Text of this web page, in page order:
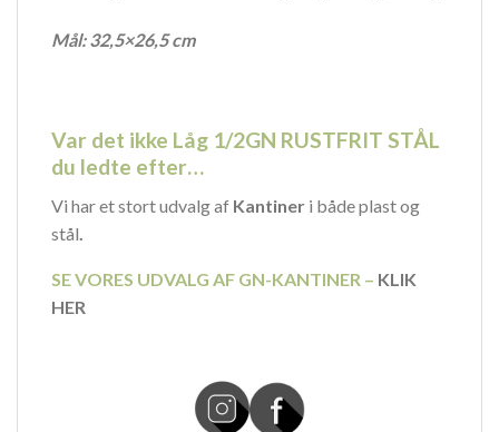
Mål: 32,5×26,5 cm
Var det ikke Låg 1/2GN RUSTFRIT STÅL
du ledte efter…
Vi har et stort udvalg af Kantiner i både plast og
stål
SE VORES UDVALG AF GN-KANTINER – KLIK
HER